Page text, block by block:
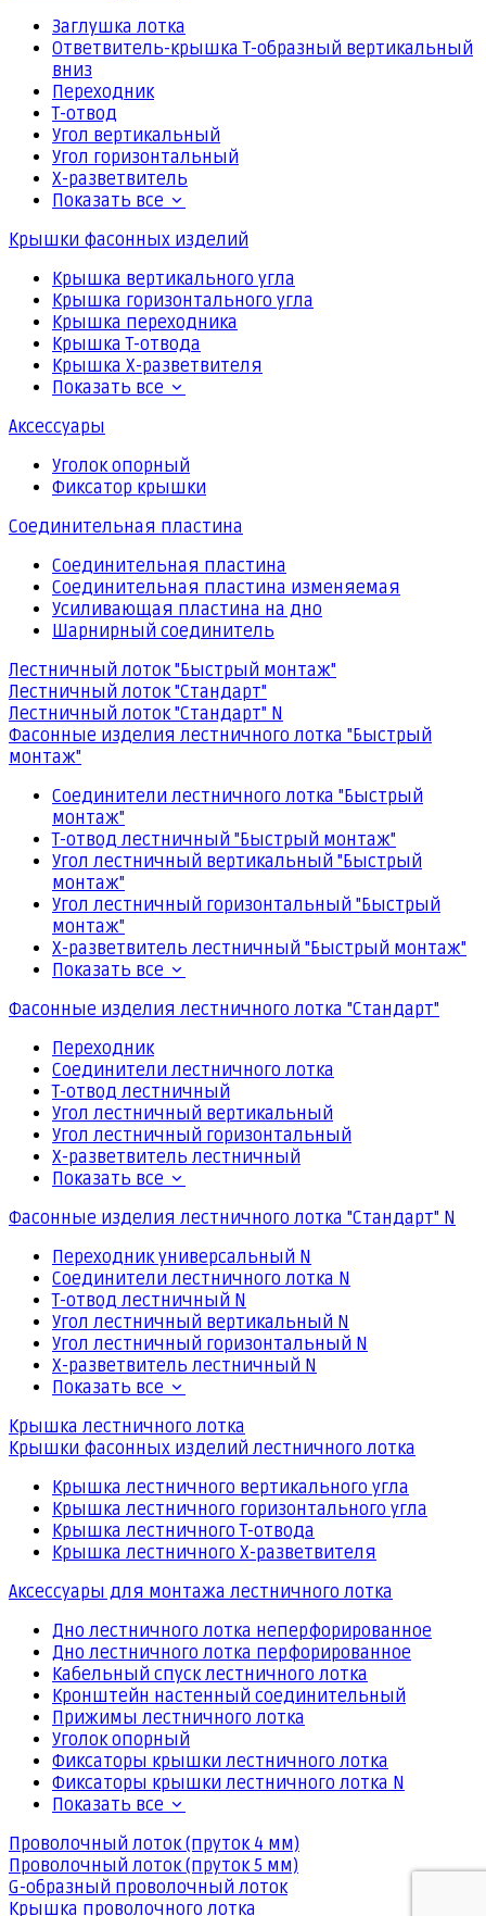
Заглушка лотка
Ответвитель-крышка Т-образный вертикальный
вниз
Переходник
Т-отвод
Угол вертикальный
Угол горизонтальный
Х-разветвитель
Показать все
Крышки фасонных изделий
Крышка вертикального угла
Крышка горизонтального угла
Крышка переходника
Крышка Т-отвода
Крышка Х-разветвителя
Показать все
Аксессуары
Уголок опорный
Фиксатор крышки
Соединительная пластина
Соединительная пластина
Соединительная пластина изменяемая
Усиливающая пластина на дно
Шарнирный соединитель
Лестничный лоток "Быстрый монтаж"
Лестничный лоток "Стандарт"
Лестничный лоток "Стандарт" N
Фасонные изделия лестничного лотка "Быстрый
монтаж"
Соединители лестничного лотка "Быстрый
монтаж"
Т-отвод лестничный "Быстрый монтаж"
Угол лестничный вертикальный "Быстрый
монтаж"
Угол лестничный горизонтальный "Быстрый
монтаж"
Х-разветвитель лестничный "Быстрый монтаж"
Показать все
Фасонные изделия лестничного лотка "Стандарт"
Переходник
Соединители лестничного лотка
Т-отвод лестничный
Угол лестничный вертикальный
Угол лестничный горизонтальный
Х-разветвитель лестничный
Показать все
Фасонные изделия лестничного лотка "Стандарт" N
Переходник универсальный N
Соединители лестничного лотка N
Т-отвод лестничный N
Угол лестничный вертикальный N
Угол лестничный горизонтальный N
Х-разветвитель лестничный N
Показать все
Крышка лестничного лотка
Крышки фасонных изделий лестничного лотка
Крышка лестничного вертикального угла
Крышка лестничного горизонтального угла
Крышка лестничного Т-отвода
Крышка лестничного Х-разветвителя
Аксессуары для монтажа лестничного лотка
Дно лестничного лотка неперфорированное
Дно лестничного лотка перфорированное
Кабельный спуск лестничного лотка
Кронштейн настенный соединительный
Прижимы лестничного лотка
Уголок опорный
Фиксаторы крышки лестничного лотка
Фиксаторы крышки лестничного лотка N
Показать все
Проволочный лоток (пруток 4 мм)
Проволочный лоток (пруток 5 мм)
G-образный проволочный лоток
Крышка проволочного лотка